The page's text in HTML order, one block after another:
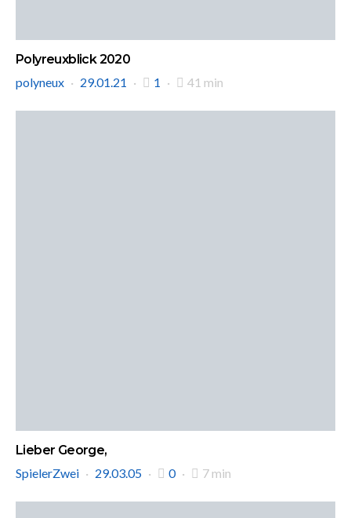
Polyreuxblick 2020
polyneux
29.01.21 1 41 min
Lieber George,
SpielerZwei
29.03.05 0 7 min